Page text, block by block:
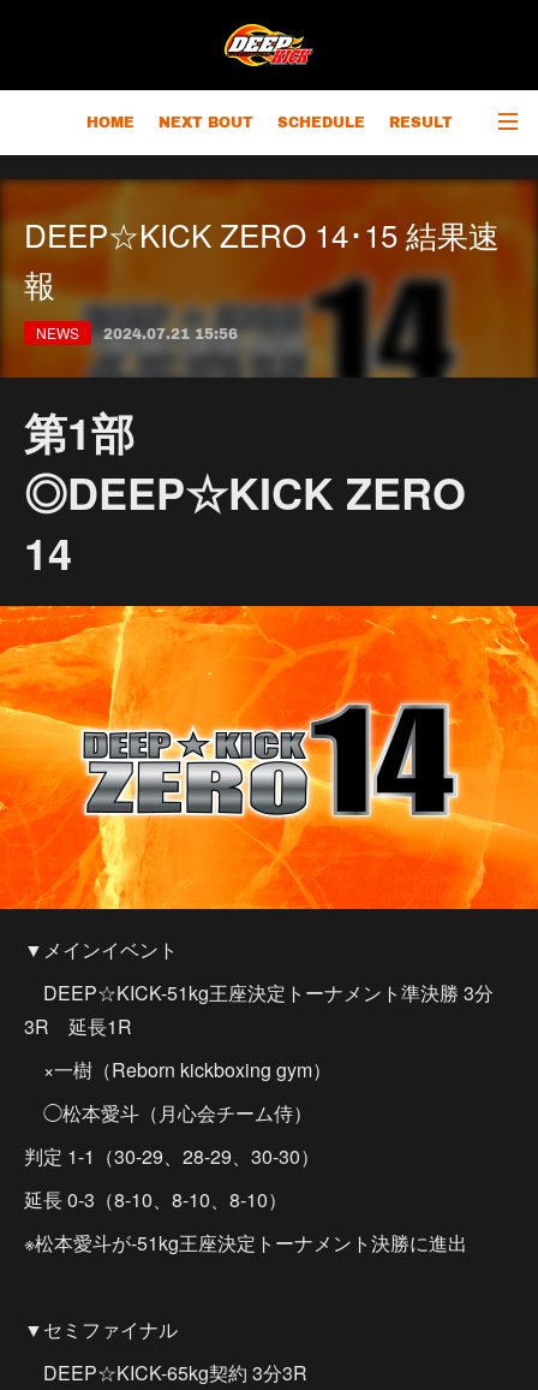
HOME NEXT BOUT SCHEDULE RESULT
RANKING CHAMPIONS OUTLINE
DEEP☆KICK ZERO 14･15 結果速
報
NEWS 2024.07.21 15:56
第1部
◎DEEP☆KICK ZERO
14
▼メインイベント
DEEP☆KICK-51kg王座決定トーナメント準決勝 3分
3R 延長1R
×一樹（Reborn kickboxing gym）
◯松本愛斗（月心会チーム侍）
判定 1-1（30-29、28-29、30-30）
延長 0-3（8-10、8-10、8-10）
※松本愛斗が-51kg王座決定トーナメント決勝に進出
▼セミファイナル
DEEP☆KICK-65kg契約 3分3R